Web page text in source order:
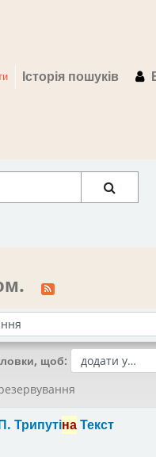
Історія пошуків
за:
щоб:
ТрипутінаТекст